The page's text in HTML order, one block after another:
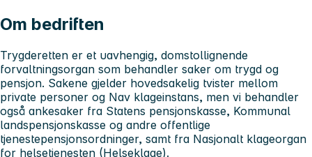
Om bedriften
Trygderetten er et uavhengig, domstollignende
forvaltningsorgan som behandler saker om trygd og
pensjon. Sakene gjelder hovedsakelig tvister mellom
private personer og Nav klageinstans, men vi behandler
også ankesaker fra Statens pensjonskasse, Kommunal
landspensjonskasse og andre offentlige
tjenestepensjonsordninger, samt fra Nasjonalt klageorgan
for helsetjenesten (Helseklage).